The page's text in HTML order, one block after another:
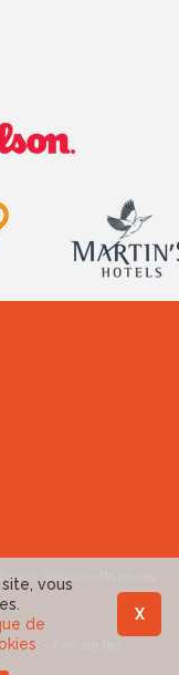
Wallonie-Bruxelles
X
vous
de